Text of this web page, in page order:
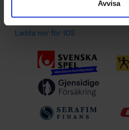
Avvisa
Ladda ner för IOS